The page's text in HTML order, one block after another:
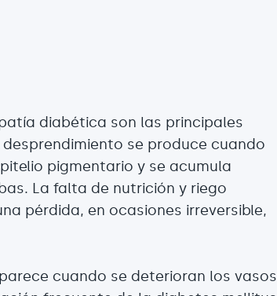
diabética son las principales
se produce cuando
pigmentario y se acumula
La falta de nutrición y riego
pérdida, en ocasiones irreversible,
cuando se deterioran los vasos